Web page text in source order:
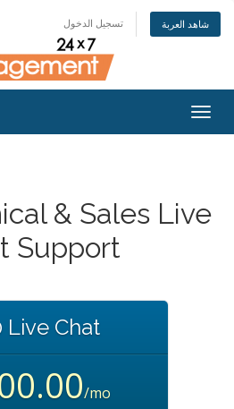
تسجيل الدخول شاهد العربة
& Sales Live
Support
Live Chat
/mo